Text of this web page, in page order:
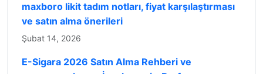
maxboro likit tadım notları, fiyat karşılaştırması
ve satın alma önerileri
Şubat 14, 2026
E-Sigara 2026 Satın Alma Rehberi ve